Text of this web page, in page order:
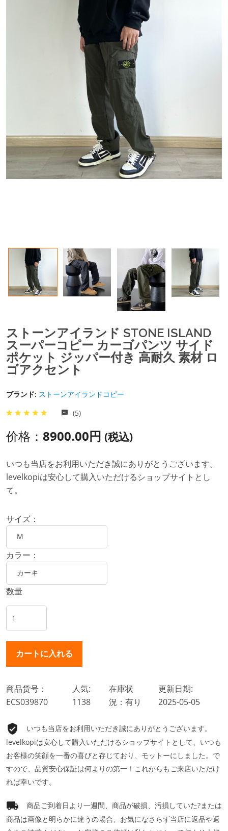
ストーンアイランド STONE ISLAND
スーパーコピー カーゴパンツ サイド
ポケット ジッパー付き 高耐久 素材 ロ
ゴアクセント
ブランド: ストーンアイランドコピー
(5)
价格： 8900.00円 (税込)
いつも当店をお利用いただき誠にありがとうございます。
levelkopiは安心して購入いただけるショップサイトとし
て。
サイズ：
カラー：
数量
商品货号：
ECS039870
人気:
1138
在庫状
況：有り
更新日期:
2025-05-05
いつも当店をお利用いただき誠にありがとうございます。
levelkopiは安心して購入いただけるショップサイトとして、いつも
お客様の笑顔を一番の喜びと存じており、モットーにしました。で
すので、品質安心保証は何よりの第一！これからもご来店いただけ
れば幸いです。
商品ご到着日より一週間、商品が破損、汚損していた?または
商品は画像と明らかに違うの場合、お気になさらず当店に返品や返